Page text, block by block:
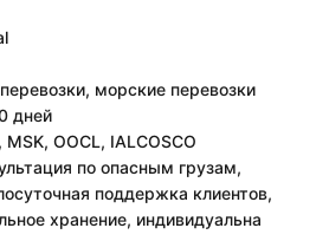
морские перевозки
дней
MSK, OOCL, IALCOSCO
по опасным грузам,
поддержка клиентов,
хранение, индивидуальна